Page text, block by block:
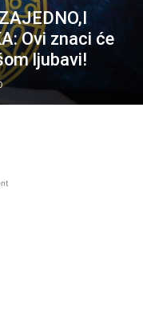
Ovi znaci će
ljubavi!